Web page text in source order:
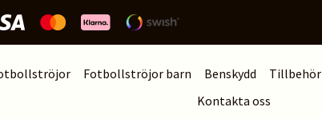
Fotbollströjor barn Benskydd Tillbehör
Kontakta oss